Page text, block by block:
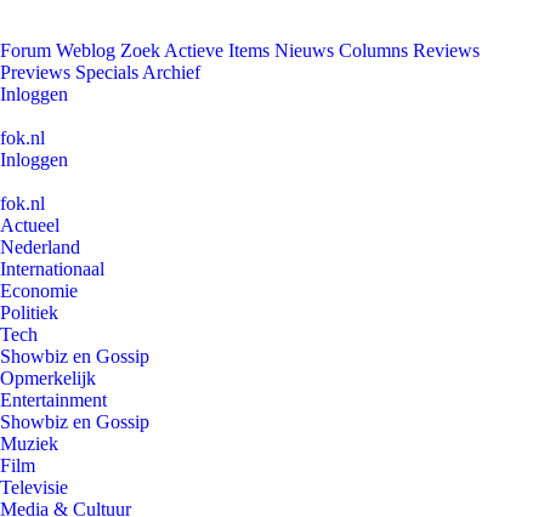
Forum Weblog Zoek Actieve Items Nieuws Columns Reviews
Previews Specials Archief
Inloggen
fok.nl
Inloggen
fok.nl
Actueel
Nederland
Internationaal
Economie
Politiek
Tech
Showbiz en Gossip
Opmerkelijk
Entertainment
Showbiz en Gossip
Muziek
Film
Televisie
Media & Cultuur